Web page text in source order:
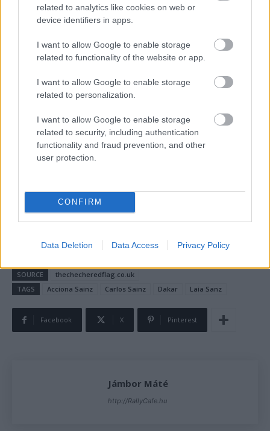
related to analytics like cookies on web or
device identifiers in apps.
I want to allow Google to enable storage
related to functionality of the website or app.
I want to allow Google to enable storage
related to personalization.
I want to allow Google to enable storage
related to security, including authentication
functionality and fraud prevention, and other
user protection.
CONFIRM
Data Deletion Data Access Privacy Policy
Már 2021 végén sikerült megtennem egy lépést a
teljesítettem az első Dakaromat autóval, ez segíteni fog
az Extreme E-ben is.
Ugyan még nincs annyi tapasztalatom a kerék-kerék
győződve róla, hogy jobban zárunk idén, mint tavaly.”
Sainz csapata lesz a második, akik két – a csapat
két svéd pilótalesz.
SOURCE
thechecheredflag.co.uk
TAGS
Acciona Sainz Carlos Sainz Dakar Laia Sanz
Facebook X Pinterest
Jámbor Máté
http://RallyCafe.hu